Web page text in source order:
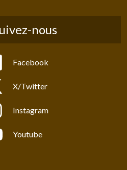
nous
Facebook
X/Twitter
Instagram
Youtube